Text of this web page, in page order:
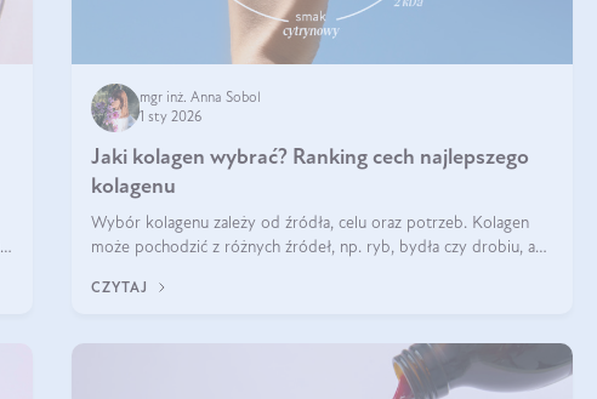
mgr inż. Anna Sobol
1 sty 2026
Jaki kolagen wybrać? Ranking cech najlepszego
kolagenu
Wybór kolagenu zależy od źródła, celu oraz potrzeb. Kolagen
może pochodzić z różnych źródeł, np. ryb, bydła czy drobiu, a
sprawdza się kolagen rybi, a dla wspierania stawów — kolagen
CZYTAJ